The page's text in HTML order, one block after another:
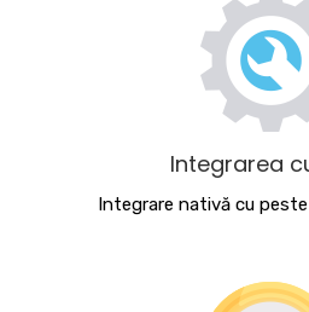
Integrarea
Integrare nativă cu peste